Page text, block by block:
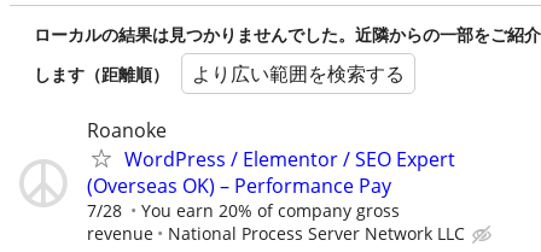
ローカルの結果は見つかりませんでした。近隣からの一部をご紹介
します（距離順）
より広い範囲を検索する
Roanoke
WordPress / Elementor / SEO Expert
(Overseas OK) – Performance Pay
7/28
You earn 20% of company gross
revenue
National Process Server Network LLC